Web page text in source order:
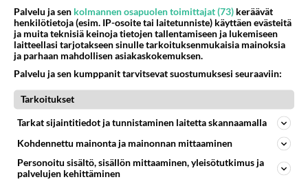
Vastattu 17v
Lintuharrastajalle kamera
Totaalisen kyllästynyt painavaan kamera ja tele
objektiiviyhdistelmään objektiivin vaihtoineen. Koska
liikun enimmäkseen...
01.05.2009 06:39 7 1809 0
Vastattu 17v
Olen lähdössä käymään Petroskoissa. Tietäisikö
Palvelu ja sen kolmannen osapuolen toimittajat (73) keräävät
henkilötietoja (esim. IP-osoite tai laitetunniste) käyttäen evästeitä
ja muita teknisiä keinoja tietojen tallentamiseen ja lukemiseen
laitteellasi tarjotakseen sinulle tarkoituksenmukaisia mainoksia
ja parhaan mahdollisen asiakaskokemuksen.
Palvelu ja sen kumppanit tarvitsevat suostumuksesi seuraaviin:
Tarkoitukset
Tarkat sijaintitiedot ja tunnistaminen laitetta skannaamalla
Kohdennettu mainonta ja mainonnan mittaaminen
Personoitu sisältö, sisällön mittaaminen, yleisötutkimus ja
palvelujen kehittäminen